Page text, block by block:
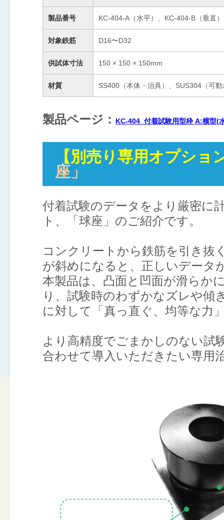
製品番号 KC-404-A（水平）、KC-404-B（垂直）
対象鉄筋 D16〜D32
供試体寸法 150 × 150 × 150mm
材質 SS400（本体・治具）、SUS304（可
製品ページ： KC-404_付着試験用型枠 A:横型(
【別売り専用オプショ
座」
付着試験のデータをより厳密に
ト、「球座」のご紹介です。
コンクリートから鉄筋を引き抜
が斜めになると、正しいデータ
本製品は、凸面と凹面が滑らか
り、試験時のわずかなズレや傾
に対して「真っ直ぐ、均等な力
より高精度でごまかしのない試
合わせて導入いただきたい専用